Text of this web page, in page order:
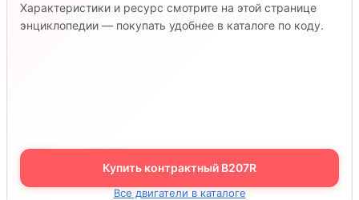
Характеристики и ресурс смотрите на этой странице
энциклопедии — покупать удобнее в каталоге по коду.
Купить контрактный B207R
Все двигатели в каталоге